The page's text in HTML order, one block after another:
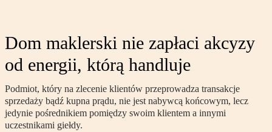
Dom maklerski nie zapłaci akcyzy
od energii, którą handluje
Podmiot, który na zlecenie klientów przeprowadza transakcje
sprzedaży bądź kupna prądu, nie jest nabywcą końcowym, lecz
jedynie pośrednikiem pomiędzy swoim klientem a innymi
uczestnikami giełdy.